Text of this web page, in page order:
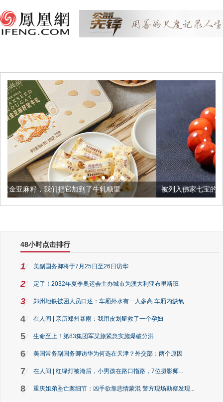
加到了牛轧糖里 被列入佛家七宝的它到底有多美？
48小时点击排行
1 美副国务卿将于7月25日至26日访华
2 定了！2032年夏季奥运会主办城市为澳大利亚布里斯班
3 郑州地铁被困人员口述：车厢外水有一人多高 车厢内缺氧
4 在人间 | 亲历郑州暴雨：我用皮划艇救了一个孕妇
5 生命至上！第83集团军某旅紧急实施爆破分洪
6 美国常务副国务卿访华为何选在天津？外交部：两个原因
7 在人间 | 红绿灯被淹后，小男孩在路口指路，7位摄影师...
8 重庆姐弟坠亡案细节：凶手欲靠悲情蒙混 警方现场勘察发现...